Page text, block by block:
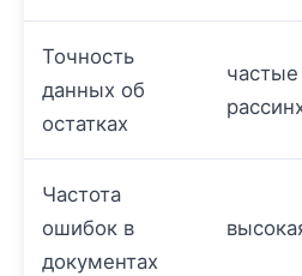
Точность
данных об
остатках
частые
Частота
ошибок в
документах